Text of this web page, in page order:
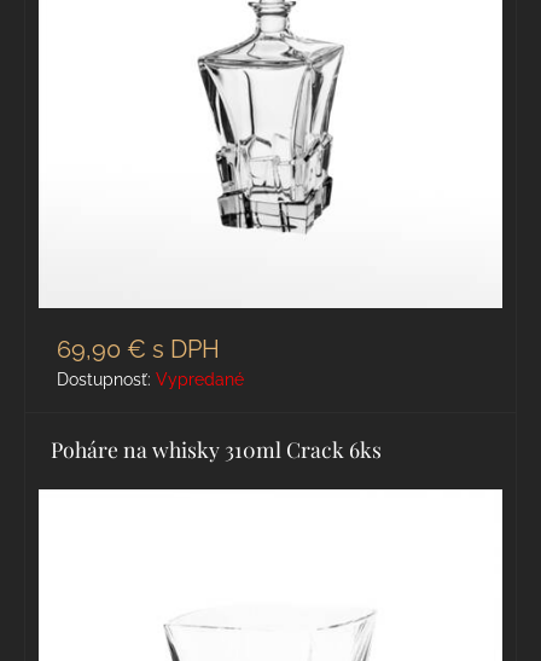
69,90 € s DPH
Dostupnosť: Vypredané
Poháre na whisky 310ml Crack 6ks